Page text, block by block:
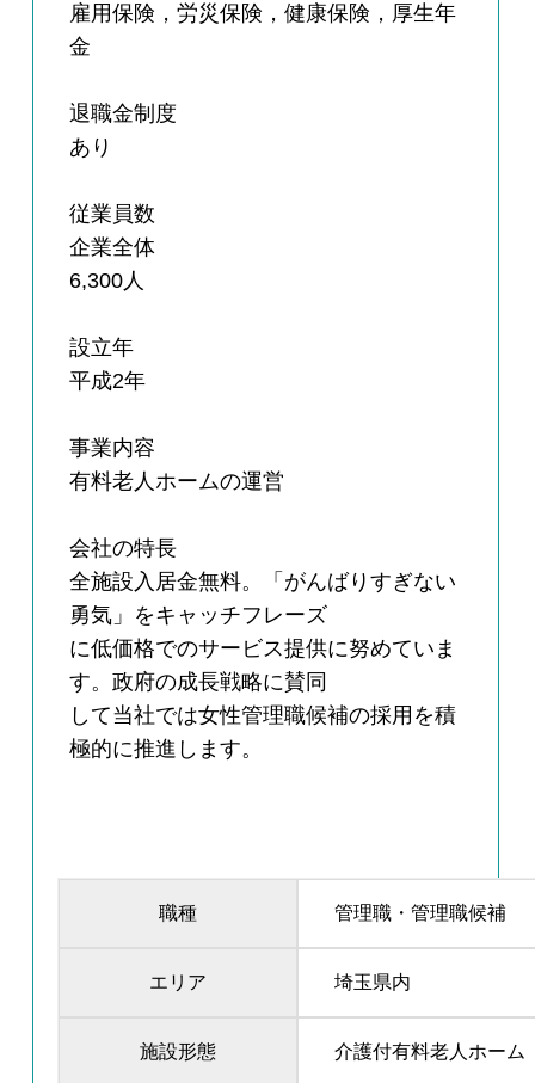
雇用保険，労災保険，健康保険，厚生年
金
退職金制度
あり
従業員数
企業全体
6,300人
設立年
平成2年
事業内容
有料老人ホームの運営
会社の特長
全施設入居金無料。「がんばりすぎない
勇気」をキャッチフレーズ
に低価格でのサービス提供に努めていま
す。政府の成長戦略に賛同
して当社では女性管理職候補の採用を積
極的に推進します。
職種 管理職・管理職候補
エリア 埼玉県内
施設形態 介護付有料老人ホーム